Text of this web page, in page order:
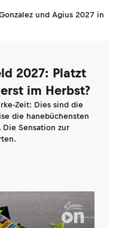
und Agius 2027 in
2027: Platzt
im Herbst?
Zeit: Dies sind die
die hanebüchensten
Sensation zur